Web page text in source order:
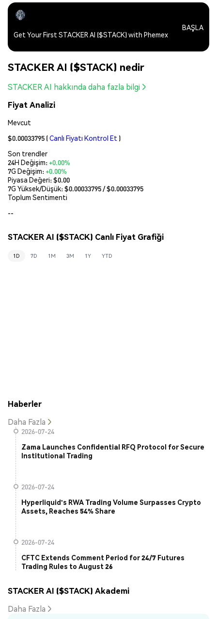
Get Your First STACKER AI ($STACK) with Phemex
BAŞLA
STACKER AI ($STACK) nedir
STACKER AI hakkında daha fazla bilgi
Fiyat Analizi
Mevcut
$0.00033795 (Canlı Fiyatı Kontrol Et )
Son trendler
24H Değişim:+0.00%
7G Değişim:+0.00%
Piyasa Değeri:$0.00
7G Yüksek/Düşük: $0.00033795/ $0.00033795
Toplum Sentimenti
--
STACKER AI ($STACK) Canlı Fiyat Grafiği
1D 7D 1M 3M 1Y YTD
Haberler
Daha Fazla
2026-07-24
Zama Launches Confidential RFQ Protocol for Secure
Institutional Trading
2026-07-24
Hyperliquid's RWA Trading Volume Surpasses Crypto
Assets, Reaches 54% Share
2026-07-24
CFTC Extends Comment Period for 24/7 Futures
Trading Rules to August 26
STACKER AI ($STACK) Akademi
Daha Fazla